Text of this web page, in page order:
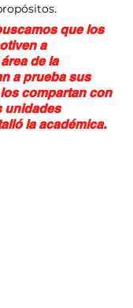
que los
a
de la
a prueba sus
compartan con
unidades
la académica.